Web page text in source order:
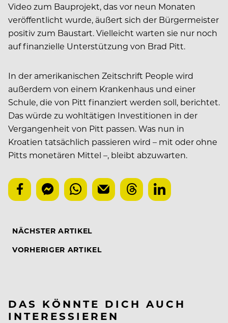
Video zum Bauprojekt, das vor neun Monaten
veröffentlicht wurde, äußert sich der Bürgermeister
positiv zum Baustart. Vielleicht warten sie nur noch
auf finanzielle Unterstützung von Brad Pitt.
In der amerikanischen Zeitschrift People wird
außerdem von einem Krankenhaus und einer
Schule, die von Pitt finanziert werden soll, berichtet.
Das würde zu wohltätigen Investitionen in der
Vergangenheit von Pitt passen. Was nun in
Kroatien tatsächlich passieren wird – mit oder ohne
Pitts monetären Mittel –, bleibt abzuwarten.
NÄCHSTER ARTIKEL
VORHERIGER ARTIKEL
DAS KÖNNTE DICH AUCH
INTERESSIEREN